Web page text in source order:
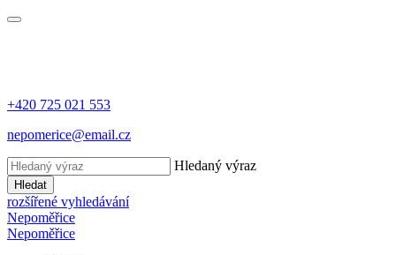
+420 725 021 553
nepomerice@email.cz
Hledaný výraz
Hledat
rozšířené vyhledávání
Nepoměřice
Nepoměřice